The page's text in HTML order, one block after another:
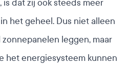
dat zij ook steeds meer
het geheel. Dus niet alleen
leggen, maar
het energiesysteem kunnen